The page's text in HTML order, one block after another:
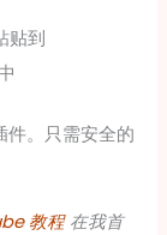
贴到
。只需安全的
教程在我首